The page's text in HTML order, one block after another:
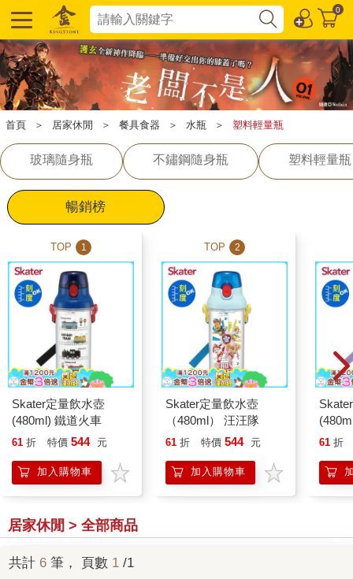
0
首頁 ＞ 居家休閒 ＞ 餐具食器 ＞ 水瓶 ＞ 塑料輕量瓶
玻璃隨身瓶 不鏽鋼隨身瓶 塑料輕量瓶
暢銷榜
TOP 1
Skater定量飲水壺
(480ml) 鐵道火車
61 折 特價 544 元
加入購物車
TOP 2
Skater定量飲水壺
（480ml） 汪汪隊
61 折 特價 544 元
加入購物車
61 折
居家休閒 > 全部商品
共計 6 筆， 頁數 1 /1